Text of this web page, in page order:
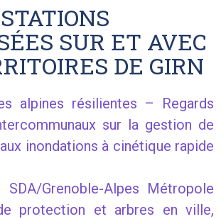
SUR ET AVEC
DE GIRN
alpines résilientes – Regards
sur la gestion de
inondations à cinétique rapide
SDA/Grenoble-Alpes Métropole
protection et arbres en ville,